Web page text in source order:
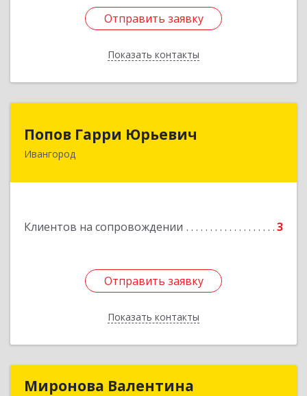
Отправить заявку
Показать контакты
Отправить заявку
Назад
Попов Гарри Юрьевич
Ивангород
Клиентов на сопровождении 3
Отправить заявку
Показать контакты
Отправить заявку
Назад
Миронова ВалентинаМиронова Валентина